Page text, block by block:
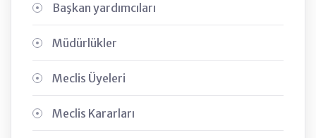
Başkan yardımcıları
Müdürlükler
Meclis Üyeleri
Meclis Kararları